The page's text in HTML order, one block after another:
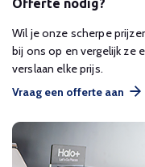
Offerte nodig?
Wil je onze scherpe
bij ons op en vergelijk ze
verslaan elke prijs.
Vraag een offerte aan